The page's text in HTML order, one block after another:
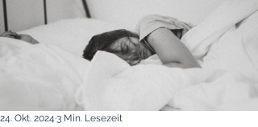
24. Okt. 2024 3 Min. Lesezeit